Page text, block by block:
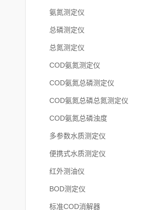
氨氮测定仪
总磷测定仪
总氮测定仪
COD氨氮测定仪
COD氨氮总磷测定仪
COD氨氮总磷总氮测定仪
COD氨氮总磷浊度
多参数水质测定仪
便携式水质测定仪
红外测油仪
BOD测定仪
标准COD消解器